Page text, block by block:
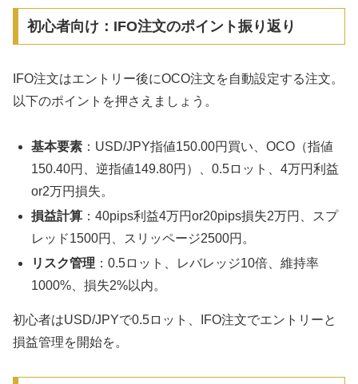
初心者向け：IFO注文のポイント振り返り
IFO注文はエントリー後にOCO注文を自動設定する注文。
以下のポイントを押さえましょう。
基本要素 ：USD/JPY指値150.00円買い、OCO（指値
150.40円、逆指値149.80円）、0.5ロット、4万円利益
or2万円損失。
損益計算 ：40pips利益4万円or20pips損失2万円、スプ
レッド1500円、スリッページ2500円。
リスク管理 ：0.5ロット、レバレッジ10倍、維持率
1000%、損失2%以内。
初心者はUSD/JPYで0.5ロット、IFO注文でエントリーと
損益管理を開始を。